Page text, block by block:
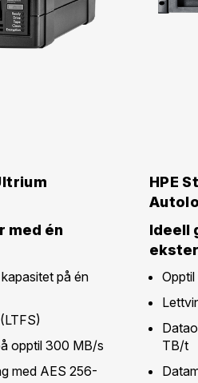
med én
på én
opptil 300 MB/s
med AES 256-
HPE
Ideell
TB/t